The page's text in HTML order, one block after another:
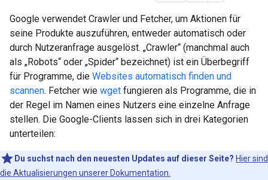
Google verwendet Crawler und Fetcher, um Aktionen für
seine Produkte auszuführen, entweder automatisch oder
durch Nutzeranfrage ausgelöst. „Crawler“ (manchmal auch
als „Robots“ oder „Spider“ bezeichnet) ist ein Überbegriff
für Programme, die Websites automatisch finden und
scannen. Fetcher wie wget fungieren als Programme, die in
der Regel im Namen eines Nutzers eine einzelne Anfrage
stellen. Die Google-Clients lassen sich in drei Kategorien
unterteilen:
Du suchst nach den neuesten Updates auf dieser Seite? Hier sind
die Aktualisierungen unserer Dokumentation.